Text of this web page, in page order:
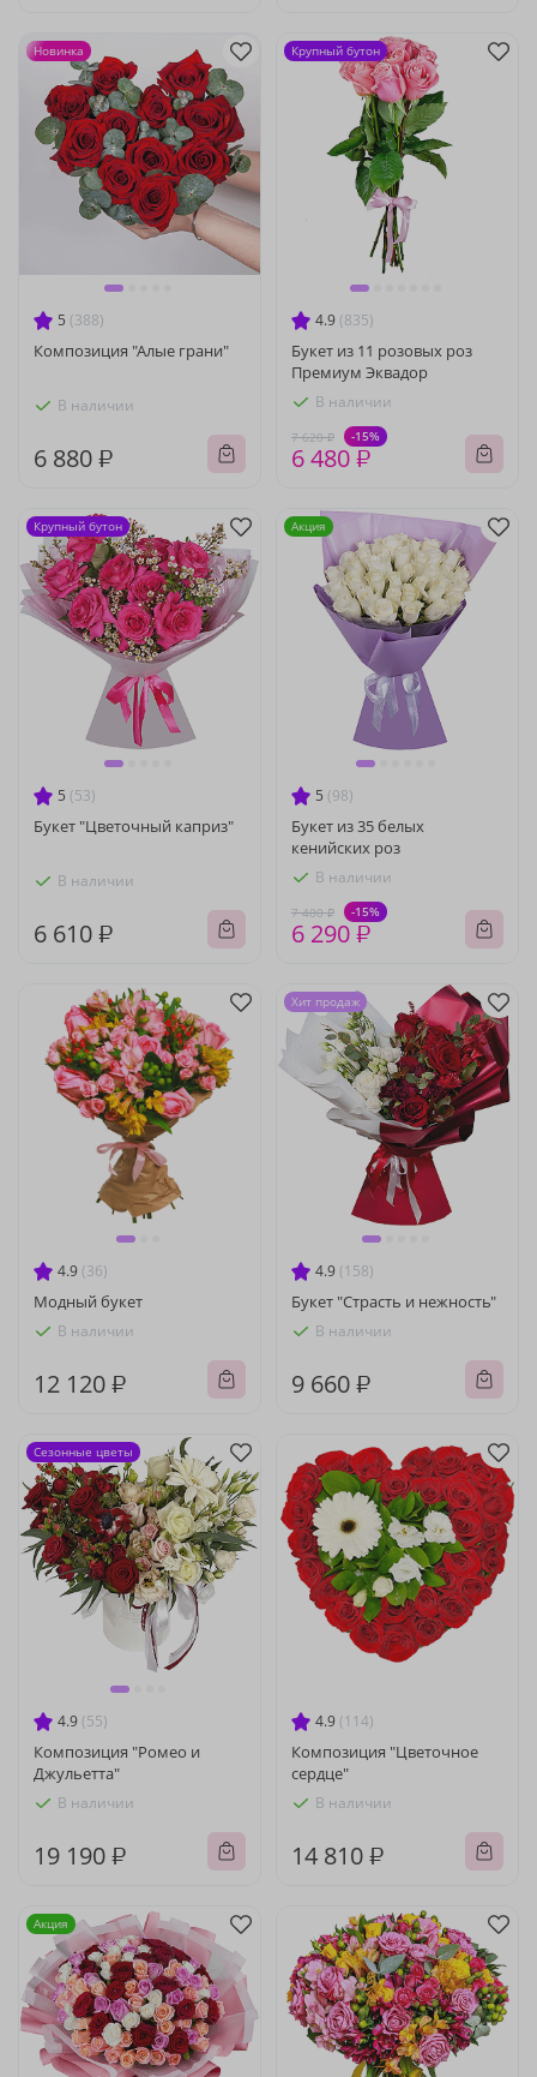
5 (388)
Композиция "Алые грани"
В наличии
6 880 ₽
Новинка
4.9 (835)
Букет из 11 розовых роз
Премиум Эквадор
В наличии
7 620 ₽ -15%
6 480 ₽
Крупный бутон
5 (53)
Букет "Цветочный каприз"
В наличии
6 610 ₽
Крупный бутон
5 (98)
Букет из 35 белых
кенийских роз
В наличии
7 400 ₽ -15%
6 290 ₽
Акция
4.9 (36)
Модный букет
В наличии
12 120 ₽
4.9 (158)
Букет "Страсть и нежность"
В наличии
9 660 ₽
Хит продаж
4.9 (55)
Композиция "Ромео и
Джульетта"
В наличии
19 190 ₽
Сезонные цветы
4.9 (114)
Композиция "Цветочное
сердце"
В наличии
14 810 ₽
Акция